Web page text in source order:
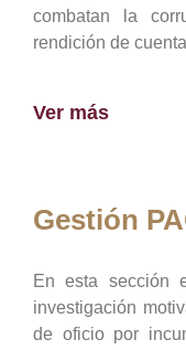
combatan la
rendición de
Ver más
Gestión
En esta sección
investigación
de oficio por